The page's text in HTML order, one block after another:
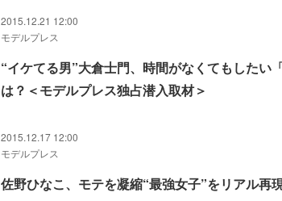
2015.12.21 12:00
モデルプレス
“イケてる男”大倉士門、時間がなくてもしたい
は？＜モデルプレス独占潜入取材＞
2015.12.17 12:00
モデルプレス
佐野ひなこ、モテを凝縮“最強女子”をリアル再